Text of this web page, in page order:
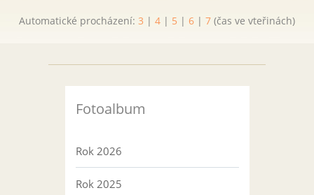
Automatické procházení: 3 | 4 | 5 | 6 | 7 (čas ve vteřinách)
Fotoalbum
Rok 2026
Rok 2025